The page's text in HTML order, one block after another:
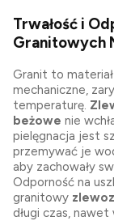
Trwałość i
Granitowych
Granit to
mechaniczne,
temperaturę.
beżowe nie
pielęgnacja jest
przemywać je
aby zachowały
Odporność na
granitowy
długi czas,